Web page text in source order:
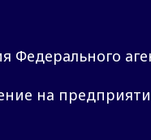
Федерального
на